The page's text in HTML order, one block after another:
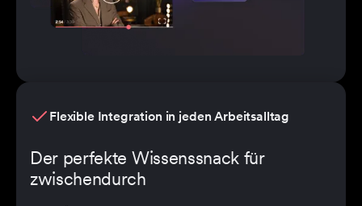
Flexible Integration in jeden Arbeitsalltag
Der perfekte Wissenssnack für
zwischendurch